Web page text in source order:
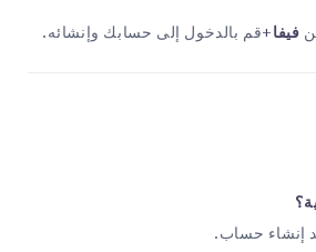
فيفا+قم بالدخول إلى حسابك وإنشائه.
إنشاء حساب.